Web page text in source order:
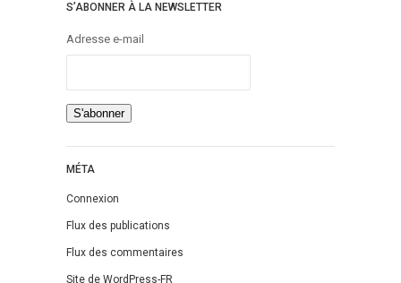
S’ABONNER À LA NEWSLETTER
Adresse e-mail
MÉTA
Connexion
Flux des publications
Flux des commentaires
Site de WordPress-FR